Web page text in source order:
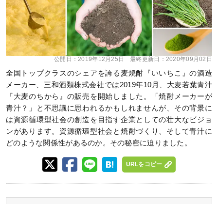
公開日：2019年12月25日 最終更新日： 2020年09月02日
全国トップクラスのシェアを誇る麦焼酎『いいちこ』の酒造
メーカー、三和酒類株式会社では2019年10月、大麦若葉青汁
『大麦のちから』の販売を開始しました。「焼酎メーカーが
青汁？」と不思議に思われるかもしれませんが、その背景に
は資源循環型社会の創造を目指す企業としての壮大なビジョ
ンがあります。資源循環型社会と焼酎づくり、そして青汁に
どのような関係性があるのか。その秘密に迫りました。
URLをコピー